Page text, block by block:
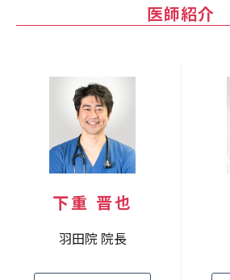
医師紹介
下重 晋也
羽田院 院長